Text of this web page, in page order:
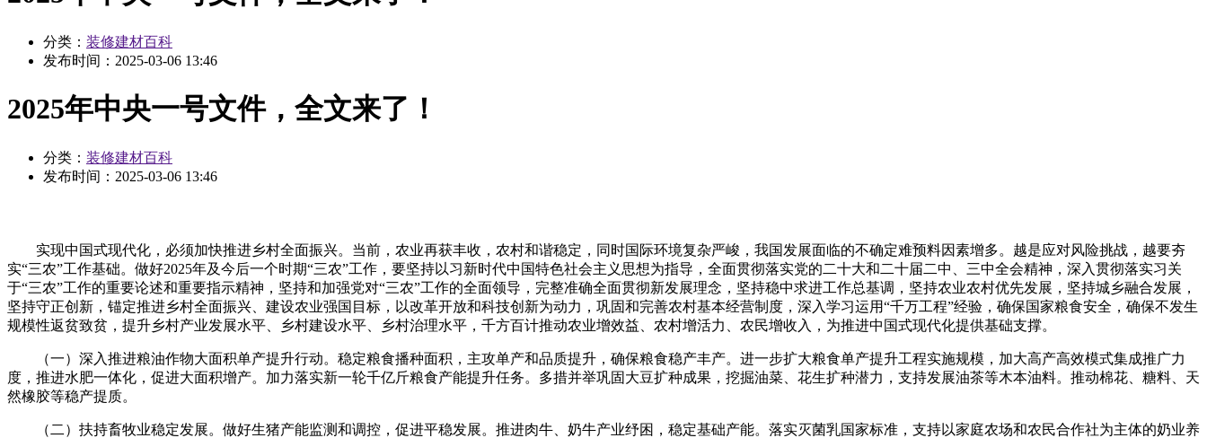
分类： 装修建材百科
发布时间： 2025-03-06 13:46
2025年中央一号文件，全文来了！
分类： 装修建材百科
发布时间： 2025-03-06 13:46
实现中国式现代化，必须加快推进乡村全面振兴。当前，农业再获丰收，农村和谐稳定，同时国际环境复杂严峻，我国发展面临的不确定难预料因素增多。越是应对风险挑战，越要夯
实“三农”工作基础。做好2025年及今后一个时期“三农”工作，要坚持以习新时代中国特色社会主义思想为指导，全面贯彻落实党的二十大和二十届二中、三中全会精神，深入贯彻落实习关
于“三农”工作的重要论述和重要指示精神，坚持和加强党对“三农”工作的全面领导，完整准确全面贯彻新发展理念，坚持稳中求进工作总基调，坚持农业农村优先发展，坚持城乡融合发展，
坚持守正创新，锚定推进乡村全面振兴、建设农业强国目标，以改革开放和科技创新为动力，巩固和完善农村基本经营制度，深入学习运用“千万工程”经验，确保国家粮食安全，确保不发生
规模性返贫致贫，提升乡村产业发展水平、乡村建设水平、乡村治理水平，千方百计推动农业增效益、农村增活力、农民增收入，为推进中国式现代化提供基础支撑。
（一）深入推进粮油作物大面积单产提升行动。稳定粮食播种面积，主攻单产和品质提升，确保粮食稳产丰产。进一步扩大粮食单产提升工程实施规模，加大高产高效模式集成推广力
度，推进水肥一体化，促进大面积增产。加力落实新一轮千亿斤粮食产能提升任务。多措并举巩固大豆扩种成果，挖掘油菜、花生扩种潜力，支持发展油茶等木本油料。推动棉花、糖料、天
然橡胶等稳产提质。
（二）扶持畜牧业稳定发展。做好生猪产能监测和调控，促进平稳发展。推进肉牛、奶牛产业纾困，稳定基础产能。落实灭菌乳国家标准，支持以家庭农场和农民合作社为主体的奶业养